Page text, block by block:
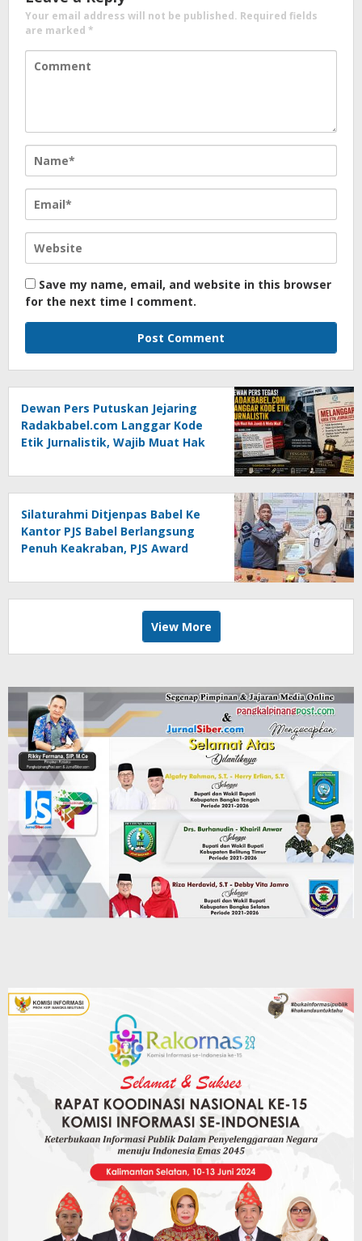
Your email address will not be published. Required fields
are marked *
Save my name, email, and website in this browser
for the next time I comment.
Dewan Pers Putuskan Jejaring
Radakbabel.com Langgar Kode
Etik Jurnalistik, Wajib Muat Hak
Silaturahmi Ditjenpas Babel Ke
Kantor PJS Babel Berlangsung
Penuh Keakraban, PJS Award
Agustina
View More